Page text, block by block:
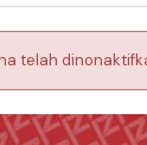
telah